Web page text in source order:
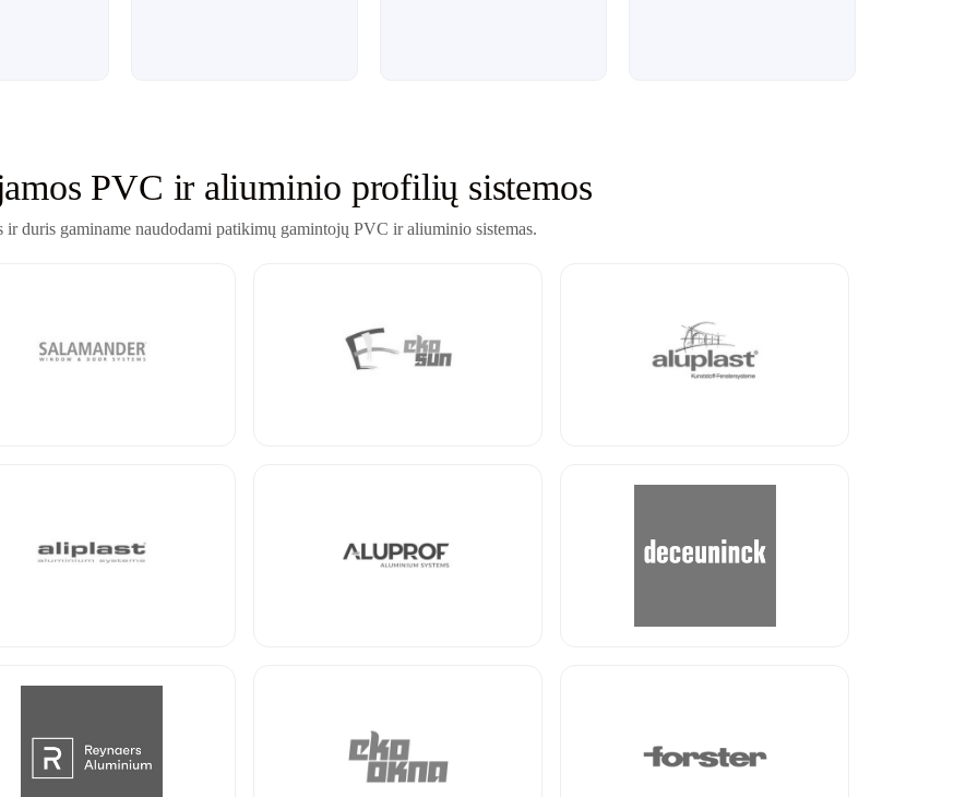
PVC ir aliuminio profilių sistemos
ir duris gaminame naudodami patikimų gamintojų PVC ir aliuminio sistemas.